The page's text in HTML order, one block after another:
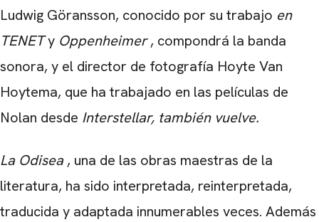
Ludwig Göransson, conocido por su trabajo en
TENETy Oppenheimer, compondrá la banda
sonora, y el director de fotografía Hoyte Van
Hoytema, que ha trabajado en las películas de
Nolan desde Interstellar, también vuelve.
La Odisea, una de las obras maestras de la
literatura, ha sido interpretada, reinterpretada,
traducida y adaptada innumerables veces. Además